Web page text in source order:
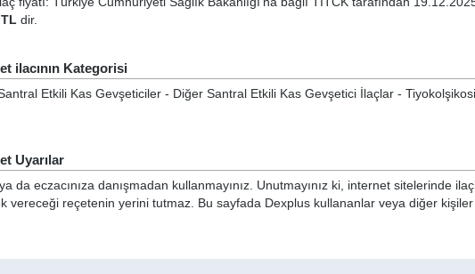
dir.
ilacının Kategorisi
Etkili Kas Gevşeticiler - Diğer Santral Etkili Kas Gevşetici İlaçlar -
Uyarılar
da eczacınıza danışmadan kullanmayınız. Unutmayınız ki, internet sitelerinde
vereceği reçetenin yerini tutmaz. Bu sayfada Dexplus kullananlar veya diğer